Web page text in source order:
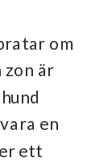
om
zon är
en
ett